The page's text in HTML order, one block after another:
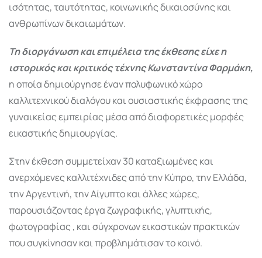
ισότητας, ταυτότητας, κοινωνικής δικαιοσύνης και
ανθρωπίνων δικαιωμάτων.
Τη διοργάνωση και επιμέλεια της έκθεσης είχε η
ιστορικός και κριτικός τέχνης Κωνσταντίνα Φαρμάκη,
η οποία δημιούργησε έναν πολυφωνικό χώρο
καλλιτεχνικού διαλόγου και ουσιαστικής έκφρασης της
γυναικείας εμπειρίας μέσα από διαφορετικές μορφές
εικαστικής δημιουργίας.
Στην έκθεση συμμετείχαν 30 καταξιωμένες και
ανερχόμενες καλλιτέχνιδες από την Κύπρο, την Ελλάδα,
την Αργεντινή, την Αίγυπτο και άλλες χώρες,
παρουσιάζοντας έργα ζωγραφικής, γλυπτικής,
φωτογραφίας , και σύγχρονων εικαστικών πρακτικών
που συγκίνησαν και προβλημάτισαν το κοινό.